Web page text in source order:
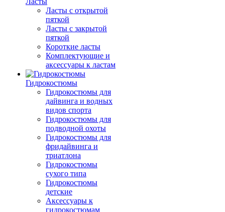
Ласты с открытой
пяткой
Ласты с закрытой
пяткой
Короткие ласты
Комплектующие и
аксессуары к ластам
Гидрокостюмы
Гидрокостюмы для
дайвинга и водных
видов спорта
Гидрокостюмы для
подводной охоты
Гидрокостюмы для
фридайвинга и
триатлона
Гидрокостюмы
сухого типа
Гидрокостюмы
детские
Аксессуары к
гидрокостюмам